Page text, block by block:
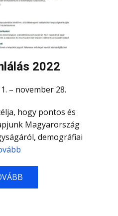
2022
– november 28.
hogy pontos és
Magyarország
demográfiai